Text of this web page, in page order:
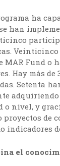
ha
han
MAR Fund o
Hay más de
Setenta
adquiriendo
o nivel, y
de
indicadores
el